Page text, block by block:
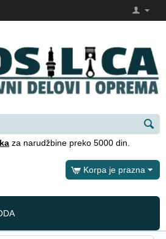
za narudžbine preko 5000 din.
Korpa je prazna